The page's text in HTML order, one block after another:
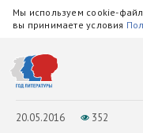
Мы используем cookie-
вы принимаете условия
20.05.2016 352